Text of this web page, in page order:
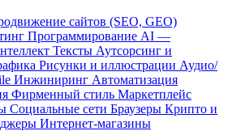
сайтов (SEO, GEO)
Программирование AI —
Тексты Аутсорсинг и
Рисунки и иллюстрации Аудио/
Инжиниринг Автоматизация
Фирменный стиль Маркетплейс
Социальные сети Браузеры Крипто и
Интернет-магазины